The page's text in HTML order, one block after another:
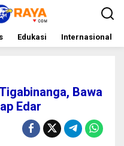
Edukasi Internasional
Bawa
Edar